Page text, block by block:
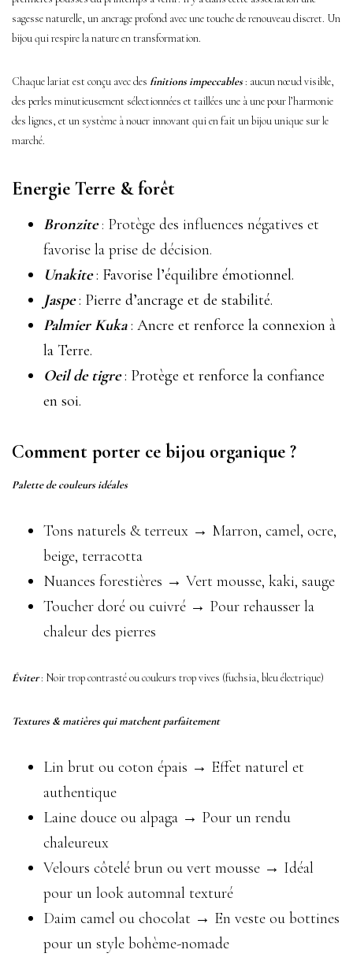
sagesse naturelle, un ancrage profond avec une touche de renouveau discret. Un
bijou qui respire la nature en transformation.
Chaque lariat est conçu avec des finitions impeccables : aucun nœud visible,
des perles minutieusement sélectionnées et taillées une à une pour l’harmonie
des lignes, et un système à nouer innovant qui en fait un bijou unique sur le
marché.
Energie Terre & forêt
Bronzite: Protège des influences négatives et
favorise la prise de décision.
Unakite: Favorise l’équilibre émotionnel.
Jaspe: Pierre d’ancrage et de stabilité.
Palmier Kuka: Ancre et renforce la connexion à
la Terre.
Oeil de tigre: Protège et renforce la confiance
en soi.
Comment porter ce bijou organique ?
Palette de couleurs idéales
Tons naturels & terreux → Marron, camel, ocre,
beige, terracotta
Nuances forestières → Vert mousse, kaki, sauge
Toucher doré ou cuivré → Pour rehausser la
chaleur des pierres
Éviter : Noir trop contrasté ou couleurs trop vives (fuchsia, bleu électrique)
Textures & matières qui matchent parfaitement
Lin brut ou coton épais → Effet naturel et
authentique
Laine douce ou alpaga → Pour un rendu
chaleureux
Velours côtelé brun ou vert mousse → Idéal
pour un look automnal texturé
Daim camel ou chocolat → En veste ou bottines
pour un style bohème-nomade